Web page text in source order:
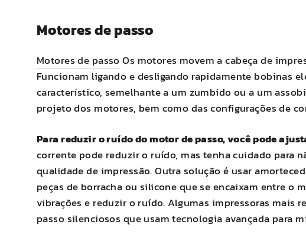
Motores de passo
Motores de passoOs motores movem a cabeça de
Funcionam ligando e desligando rapidamente bobinas
característico, semelhante a um zumbido ou a um
projeto dos motores, bem como das configurações de
Para reduzir o ruído do motor de passo, você pode
corrente pode reduzir o ruído, mas tenha cuidado para
qualidade de impressão. Outra solução é usar
peças de borracha ou silicone que se encaixam entre o
vibrações e reduzir o ruído. Algumas impressoras mais
passo silenciosos que usam tecnologia avançada para